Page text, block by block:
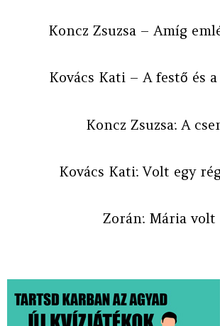
Koncz Zsuzsa – Amíg
Kovács Kati – A festő és
Koncz Zsuzsa: A
Kovács Kati: Volt egy
Zorán: Mária volt